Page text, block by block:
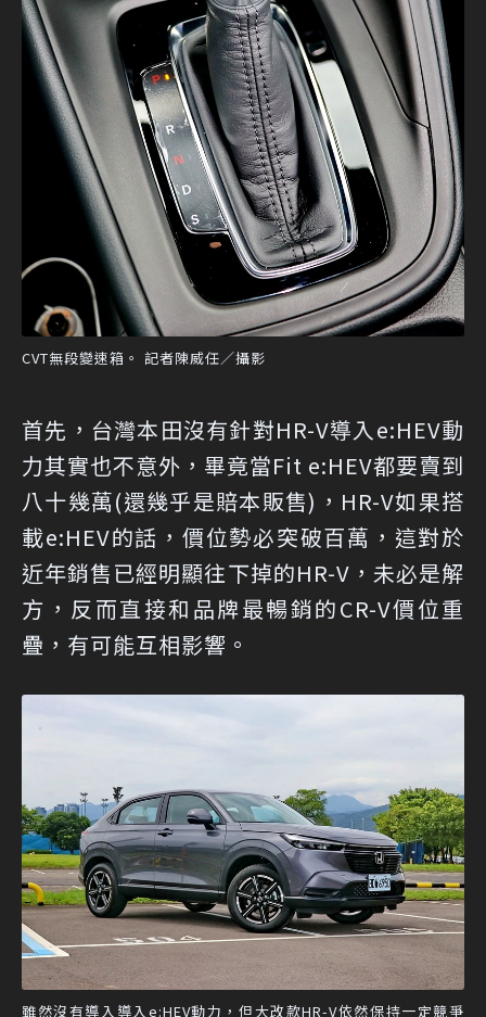
CVT無段變速箱。 記者陳威任／攝影
首先，台灣本田沒有針對HR-V導入e:HEV動
力其實也不意外，畢竟當Fit e:HEV都要賣到
八十幾萬(還幾乎是賠本販售)，HR-V如果搭
載e:HEV的話，價位勢必突破百萬，這對於
近年銷售已經明顯往下掉的HR-V，未必是解
方，反而直接和品牌最暢銷的CR-V價位重
疊，有可能互相影響。
雖然沒有導入導入e:HEV動力，但大改款HR-V依然保持一定競爭